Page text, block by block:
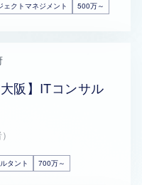
ェクトマネジメント 500万～
阪】ITコンサル
タント 700万～